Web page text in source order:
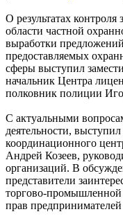
О результатах контроля
области частной
выработки
предоставляемых
сферы выступил
начальник Центра
полковник полиции
С актуальными
деятельности,
координационного
Андрей Козеев,
организаций. В
представители
торгово-
прав